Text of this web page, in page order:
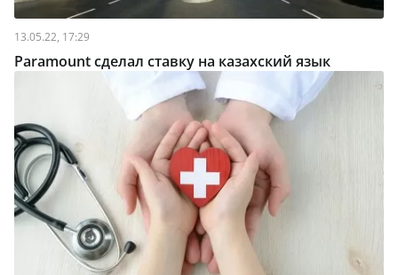
13.05.22, 17:29
Paramount сделал ставку на казахский язык